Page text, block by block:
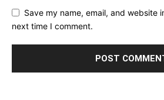
Save my name, email, and website
next time I comment.